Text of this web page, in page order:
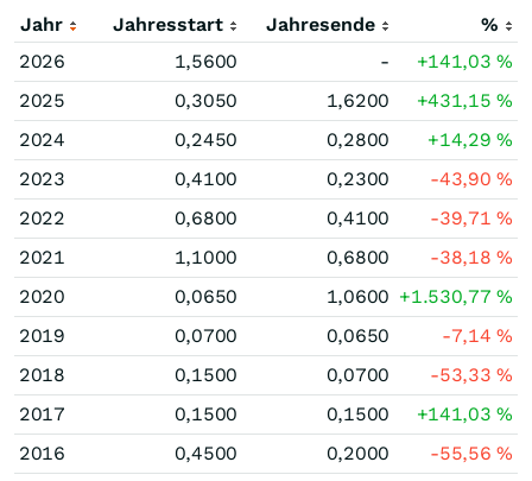
Jahr Jahresstart Jahresende
%
2026
1,5600 - +141,03%
2025
0,3050 1,6200 +431,15%
2024
0,2450 0,2800 +14,29%
2023
0,4100 0,2300 -43,90%
2022
0,6800 0,4100 -39,71%
2021
1,1000 0,6800 -38,18%
2020
0,0650 1,0600 +1.530,77%
2019
0,0700 0,0650 -7,14%
2018
0,1500 0,0700 -53,33%
2017
0,1500 0,1500 +141,03%
2016
0,4500 0,2000 -55,56%